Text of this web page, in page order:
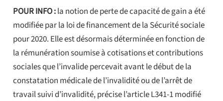
POUR INFO :la notion de perte de capacité de gain a été
modifiée par la loi de financement de la Sécurité sociale
pour 2020. Elle est désormais déterminée en fonction de
la rémunération soumise à cotisations et contributions
sociales que l’invalide percevait avant le début de la
constatation médicale de l’invalidité ou de l’arrêt de
travail suivi d’invalidité, précise l’article L341-1 modifié